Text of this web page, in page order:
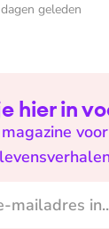
geleden
hier in